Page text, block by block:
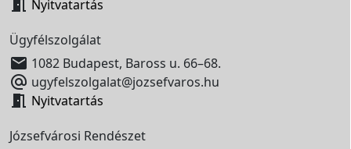
 Nyitvatartás
Ügyfélszolgálat
 1082 Budapest, Baross u. 66–68.
 ugyfelszolgalat@jozsefvaros.hu
 Nyitvatartás
Józsefvárosi Rendészet